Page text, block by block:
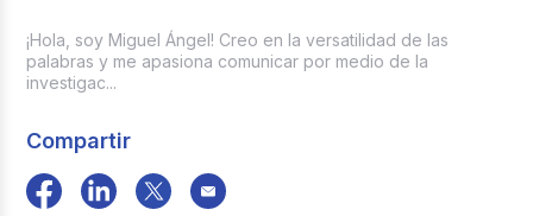
¡Hola, soy Miguel Ángel! Creo en la versatilidad de las
palabras y me apasiona comunicar por medio de la
investigac...
Compartir